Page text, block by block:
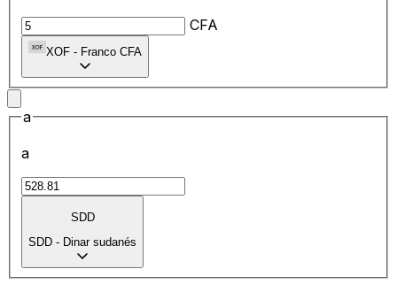
CFA
XOF - Franco CFA
a
a
SDD
SDD - Dinar sudanés